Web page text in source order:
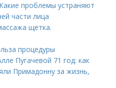
проблемы устраняют
части лица
щетка.
процедуры
Пугачевой 71 год: как
Примадонну за жизнь,